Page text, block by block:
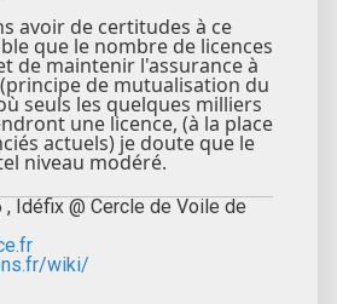
avoir de certitudes à ce
que le nombre de licences
de maintenir l'assurance à
de mutualisation du
seuls les quelques milliers
une licence, (à la place
actuels) je doute que le
niveau modéré.
, Idéfix @ Cercle de Voile de
wiki/